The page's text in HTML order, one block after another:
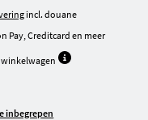
incl. douane
Pay, Creditcard en meer
winkelwagen
inbegrepen